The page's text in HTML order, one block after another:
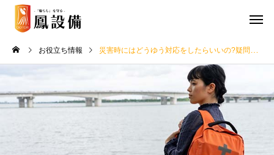
お役立ち情報 災害時にはどうゆう対応をしたらいいの?疑問にお答えします！